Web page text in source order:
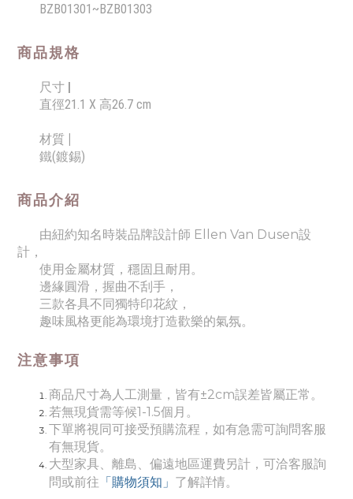
BZB01301~BZB01303
商品規格
尺寸 |
直徑21.1 X 高26.7 cm
材質 |
鐵(鍍錫)
商品介紹
由紐約知名時裝品牌設計師 Ellen Van Dusen設
計，
使用金屬材質，穩固且耐用。
邊緣圓滑，握曲不刮手，
三款各具不同獨特印花紋，
趣味風格更能為環境打造歡樂的氣氛。
注意事項
商品尺寸為人工測量，皆有±2cm誤差皆屬正常。
若無現貨需等候1-1.5個月。
下單將視同可接受預購流程，如有急需可詢問客服
有無現貨。
大型家具、離島、偏遠地區運費另計，可洽客服詢
問或前往 「購物須知」 了解詳情。